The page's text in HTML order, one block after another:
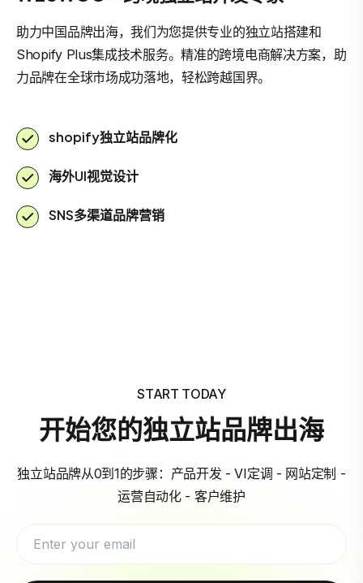
助力中国品牌出海，我们为您提供专业的独立站搭建和
Shopify Plus集成技术服务。精准的跨境电商解决方案，助
力品牌在全球市场成功落地，轻松跨越国界。
shopify独立站品牌化
海外UI视觉设计
SNS多渠道品牌营销
START TODAY
开始您的独立站品牌出海
独立站品牌从0到1的步骤：产品开发 - VI定调 - 网站定制 -
运营自动化 - 客户维护